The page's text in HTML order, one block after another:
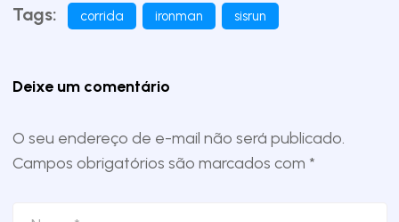
Tags: corrida ironman sisrun
Deixe um comentário
O seu endereço de e-mail não será publicado.
Campos obrigatórios são marcados com *